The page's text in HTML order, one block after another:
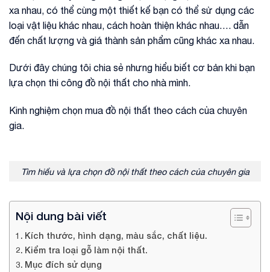
xa nhau, có thể cùng một thiết kế bạn có thể sử dụng các
loại vật liệu khác nhau, cách hoàn thiện khác nhau…. dẫn
đến chất lượng và giá thành sản phẩm cũng khác xa nhau.
Dưới đây chúng tôi chia sẻ nhưng hiểu biết cơ bản khi bạn
lựa chọn thi công đồ nội thất cho nhà mình.
Kinh nghiệm chọn mua đồ nội thất theo cách của chuyên
gia.
Tìm hiểu và lựa chọn đồ nội thất theo cách của chuyên gia
Nội dung bài viết
Kích thước, hình dạng, màu sắc, chất liệu.
Kiểm tra loại gỗ làm nội thất.
Mục đích sử dụng